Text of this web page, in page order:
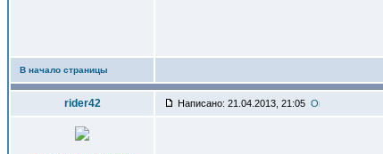
В начало страницы
rider42 Написано: 21.04.2013, 21:05